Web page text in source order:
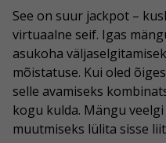
See on suur jackpot –
virtuaalne seif. Igas
asukoha
mõistatuse. Kui oled
selle avamiseks
kogu kulda. Mängu
muutmiseks lülita sisse